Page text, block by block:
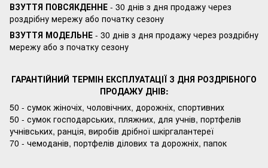
ВЗУТТЯ ПОВСЯКДЕННЕ - 30 днів з дня продажу через
роздрібну мережу або початку сезону
ВЗУТТЯ МОДЕЛЬНЕ - 30 днів з дня продажу через роздрібну
мережу або з початку сезону
ГАРАНТІЙНИЙ ТЕРМІН ЕКСПЛУАТАЦІЇ З ДНЯ РОЗДРІБНОГО
ПРОДАЖУ ДНІВ:
50 - сумок жіночіх, чоловічних, дорожніх, спортивних
50 - сумок господарських, пляжних, для учнів, портфелів
учнівських, ранція, виробів дрібної шкіргалантереї
70 - чемоданів, портфелів ділових та дорожніх, папок